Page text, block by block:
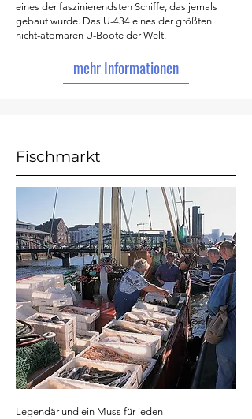
eines der faszinierendsten Schiffe, das jemals
gebaut wurde. Das U-434 eines der größten
nicht-atomaren U-Boote der Welt.
mehr Informationen
Fischmarkt
Legendär und ein Muss für jeden